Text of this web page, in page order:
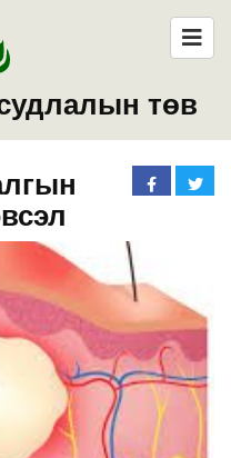
төв